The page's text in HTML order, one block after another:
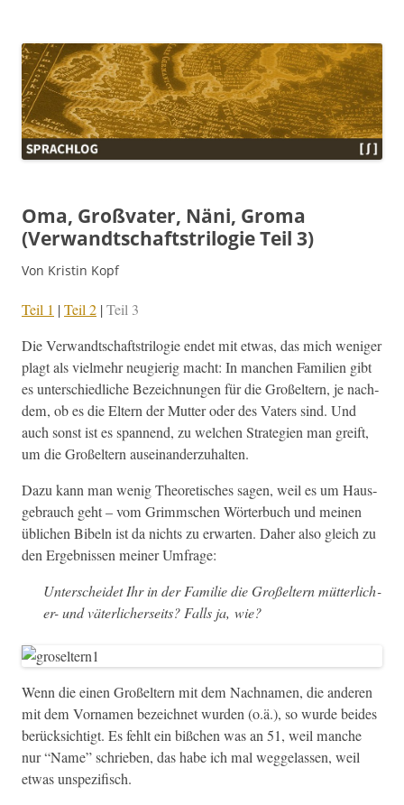
Oma, Großvater, Näni, Groma
(Verwandtschaftstrilogie Teil 3)
Von Kristin Kopf
Teil 1 |Teil 2 |Teil 3
Die Ver­wandtschaft­strilo­gie endet mit etwas, das mich weniger
plagt als vielmehr neugierig macht: In manchen Fam­i­lien gibt
es unter­schiedliche Beze­ich­nun­gen für die Großel­tern, je nach­
dem, ob es die Eltern der Mut­ter oder des Vaters sind. Und
auch son­st ist es span­nend, zu welchen Strate­gien man greift,
um die Großel­tern auseinanderzuhalten.
Dazu kann man wenig The­o­retis­ches sagen, weil es um Haus­
ge­brauch geht – vom Grimm­schen Wörter­buch und meinen
üblichen Bibeln ist da nichts zu erwarten. Daher also gle­ich zu
den Ergeb­nis­sen mein­er Umfrage:
Unter­schei­det Ihr in der Fam­i­lie die Großel­tern müt­ter­lich­
er- und väter­lich­er­seits? Falls ja, wie?
Wenn die einen Großel­tern mit dem Nach­na­men, die anderen
mit dem Vor­na­men beze­ich­net wur­den (o.ä.), so wurde bei­des
berück­sichtigt. Es fehlt ein bißchen was an 51, weil manche
nur “Name” schrieben, das habe ich mal wegge­lassen, weil
etwas unspezifisch.